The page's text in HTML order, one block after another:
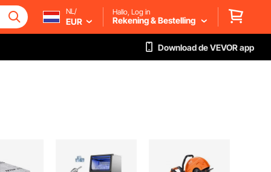
NL/
EUR
Hallo, Log in
Rekening & Bestelling
Download de VEVOR app